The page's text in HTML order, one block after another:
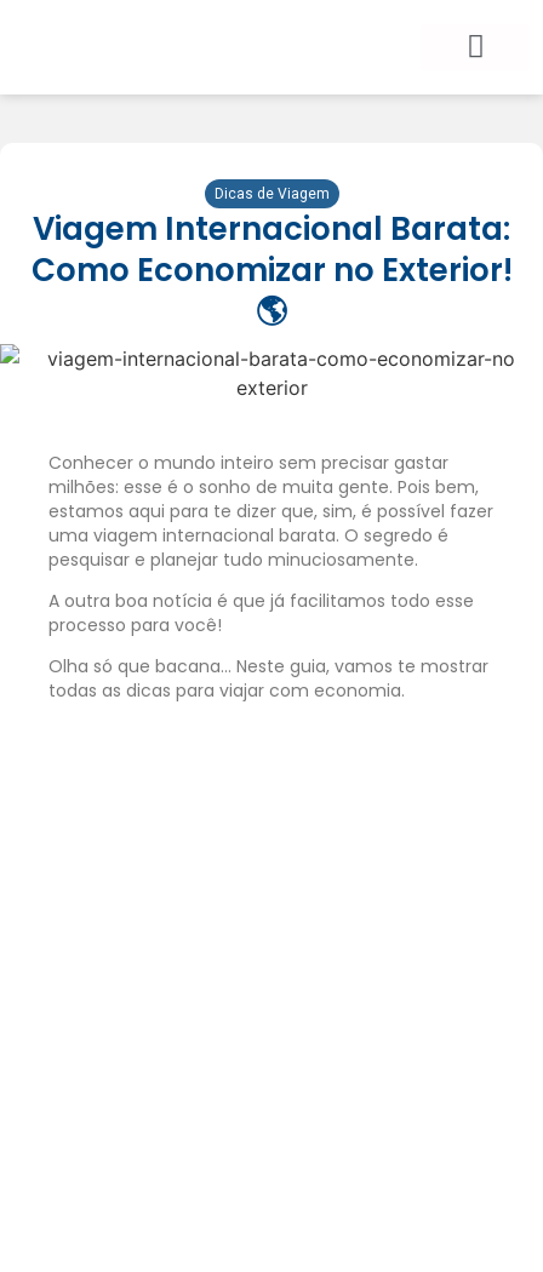
Dicas de Viagem
Viagem Internacional Barata:
Como Economizar no Exterior!
🌎
Conhecer o mundo inteiro sem precisar gastar
milhões: esse é o sonho de muita gente. Pois bem,
estamos aqui para te dizer que, sim, é possível fazer
uma viagem internacional barata. O segredo é
pesquisar e planejar tudo minuciosamente.
A outra boa notícia é que já facilitamos todo esse
processo para você!
Olha só que bacana… Neste guia, vamos te mostrar
todas as dicas para viajar com economia.